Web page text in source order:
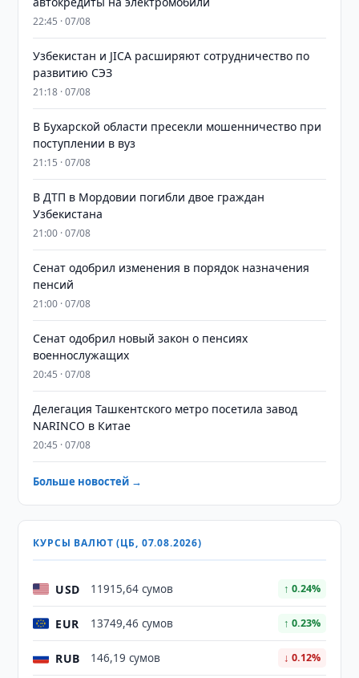
22:45 · 07/08
Узбекистан и JICA расширяют сотрудничество по
развитию СЭЗ
21:18 · 07/08
В Бухарской области пресекли мошенничество при
поступлении в вуз
21:15 · 07/08
В ДТП в Мордовии погибли двое граждан
Узбекистана
21:00 · 07/08
Сенат одобрил изменения в порядок назначения
пенсий
21:00 · 07/08
Сенат одобрил новый закон о пенсиях
военнослужащих
20:45 · 07/08
Делегация Ташкентского метро посетила завод
NARINCO в Китае
20:45 · 07/08
Больше новостей →
КУРСЫ ВАЛЮТ (ЦБ, 07.08.2026)
USD 11915,64 сумов ↑ 0.24%
EUR 13749,46 сумов ↑ 0.23%
RUB 146,19 сумов ↓ 0.12%